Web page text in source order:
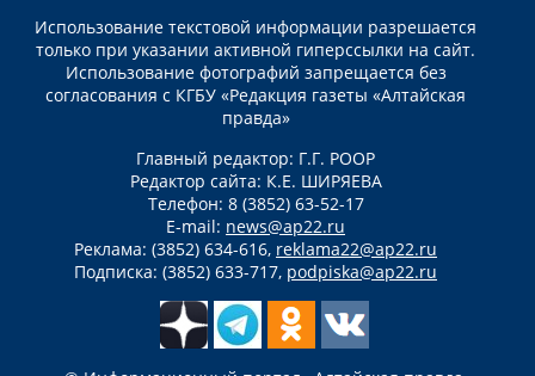
Использование текстовой информации разрешается
только при указании активной гиперссылки на сайт.
Использование фотографий запрещается без
согласования с КГБУ «Редакция газеты «Алтайская
правда»
Главный редактор: Г.Г. РООР
Редактор сайта: К.Е. ШИРЯЕВА
Телефон: 8 (3852) 63-52-17
E-mail: news@ap22.ru
Реклама: (3852) 634-616, reklama22@ap22.ru
Подписка: (3852) 633-717, podpiska@ap22.ru